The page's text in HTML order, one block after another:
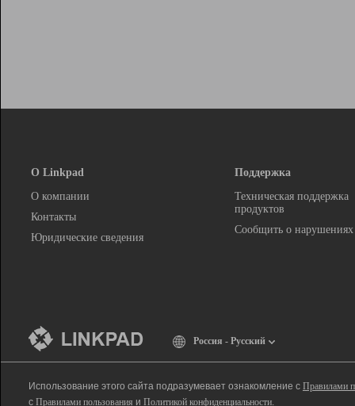
О Linkpad
О компании
Контакты
Юридические сведения
Поддержка
Техническая поддержка
продуктов
Сообщить о нарушениях
Россия - Русский
Использование этого сайта подразумевает ознакомление с Правилами
с Правилами пользования и Политикой конфиденциальности.